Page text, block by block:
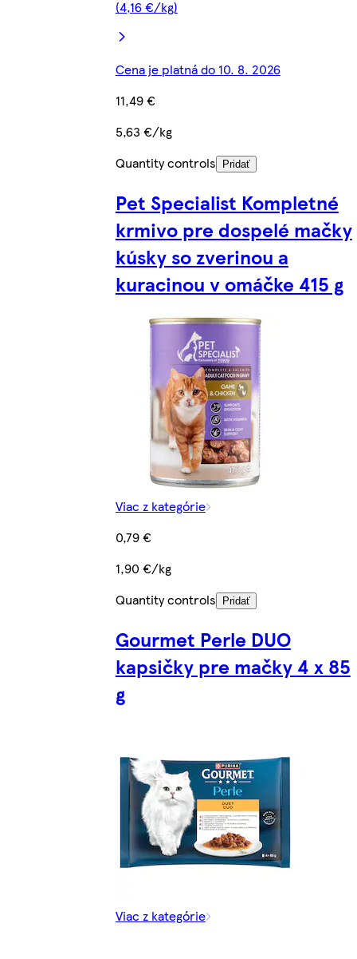
(4,16 €/kg)
Cena je platná do 10. 8. 2026
11,49 €
5,63 €/kg
Quantity controls
Pridať
Pet Specialist Kompletné
krmivo pre dospelé mačky
kúsky so zverinou a
kuracinou v omáčke 415 g
Viac z kategórie
0,79 €
1,90 €/kg
Quantity controls
Pridať
Gourmet Perle DUO
kapsičky pre mačky 4 x 85
g
Viac z kategórie